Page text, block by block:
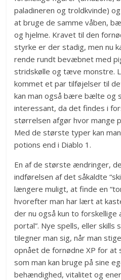
paladineren og troldkvinde)
at bruge de samme våben,
og hjelme. Kravet til den
styrke er der stadig, men nu
rende rundt bevæbnet med
stridskølle og tæve monstre.
kommet et par tilføjelser til
kan man også bære bælte
interessant, da det findes i
størrelsen afgør hvor mange
Med de største typer kan
potions end i Diablo 1.
En af de største ændringer,
indførelsen af det såkaldte
længere muligt, at finde en
hvorefter man har lært at
der nu også kun to forskellige
portal”. Nye spells, eller skills
tilegner man sig, når man
opnået de fornødne XP for at
som man kan bruge på sine
behændighed, vitalitet og